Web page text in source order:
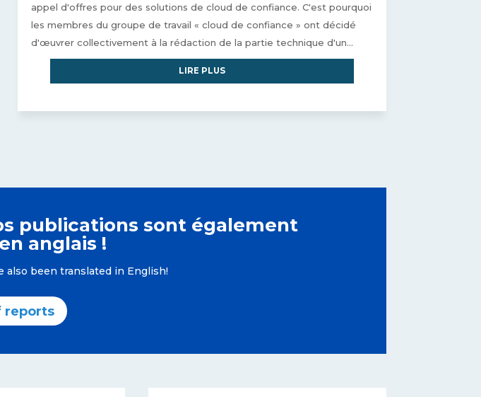
appel d'offres pour des solutions de cloud de confiance. C'est pourquoi
les membres du groupe de travail « cloud de confiance » ont décidé
d'œuvrer collectivement à la rédaction de la partie technique d'un...
LIRE PLUS
publications sont également
anglais !
also been translated in English!
reports